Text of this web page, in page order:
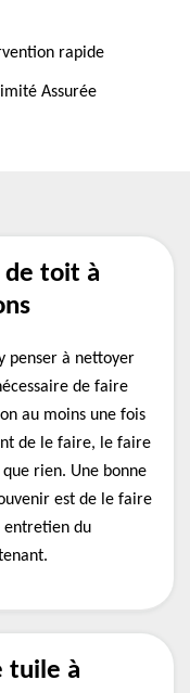
rapide
Assurée
de toit à
penser à nettoyer
de faire
au moins une fois
de le faire, le faire
rien. Une bonne
est de le faire
entretien du
tuile à